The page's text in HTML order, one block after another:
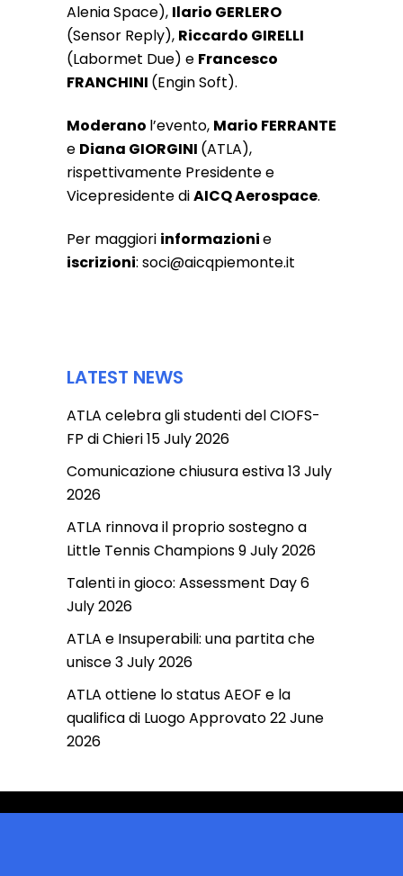
Alenia Space), Ilario GERLERO
(Sensor Reply), Riccardo GIRELLI
(Labormet Due) e Francesco
FRANCHINI (Engin Soft).
Moderano l’evento, Mario FERRANTE
e Diana GIORGINI (ATLA),
rispettivamente Presidente e
Vicepresidente diAICQ Aerospace.
Per maggiori informazionie
iscrizioni: soci@aicqpiemonte.it
LATEST NEWS
ATLA celebra gli studenti del CIOFS-
FP di Chieri15 July 2026
Comunicazione chiusura estiva13 July
2026
ATLA rinnova il proprio sostegno a
Little Tennis Champions9 July 2026
Talenti in gioco: Assessment Day6
July 2026
ATLA e Insuperabili: una partita che
unisce3 July 2026
ATLA ottiene lo status AEOF e la
qualifica di Luogo Approvato22 June
2026